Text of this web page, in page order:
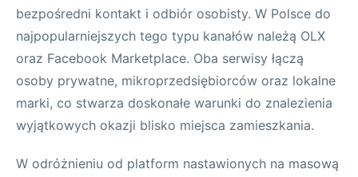
bezpośredni kontakt i odbiór osobisty. W Polsce do
najpopularniejszych tego typu kanałów należą OLX
oraz Facebook Marketplace. Oba serwisy łączą
osoby prywatne, mikroprzedsiębiorców oraz lokalne
marki, co stwarza doskonałe warunki do znalezienia
wyjątkowych okazji blisko miejsca zamieszkania.
W odróżnieniu od platform nastawionych na masową